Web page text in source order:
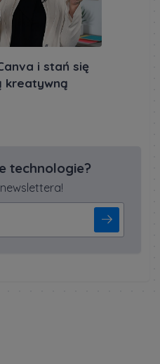
i stań się
kreatywną
technologie?